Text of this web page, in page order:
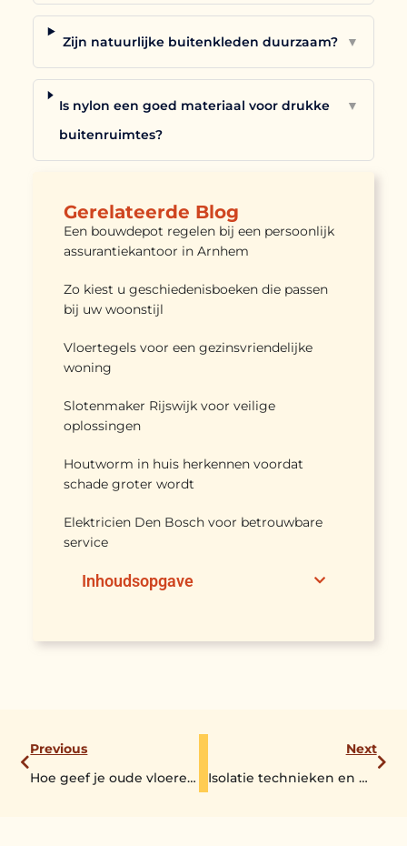
Zijn natuurlijke buitenkleden duurzaam? ▼
Is nylon een goed materiaal voor drukke
buitenruimtes?
▼
Gerelateerde Blog
Een bouwdepot regelen bij een persoonlijk
assurantiekantoor in Arnhem
Zo kiest u geschiedenisboeken die passen
bij uw woonstijl
Vloertegels voor een gezinsvriendelijke
woning
Slotenmaker Rijswijk voor veilige
oplossingen
Houtworm in huis herkennen voordat
schade groter wordt
Elektricien Den Bosch voor betrouwbare
service
Inhoudsopgave
Previous
Hoe geef je oude vloeren een nieuw leven
Next
Isolatie technieken en materialen voor optimale energiebesparing